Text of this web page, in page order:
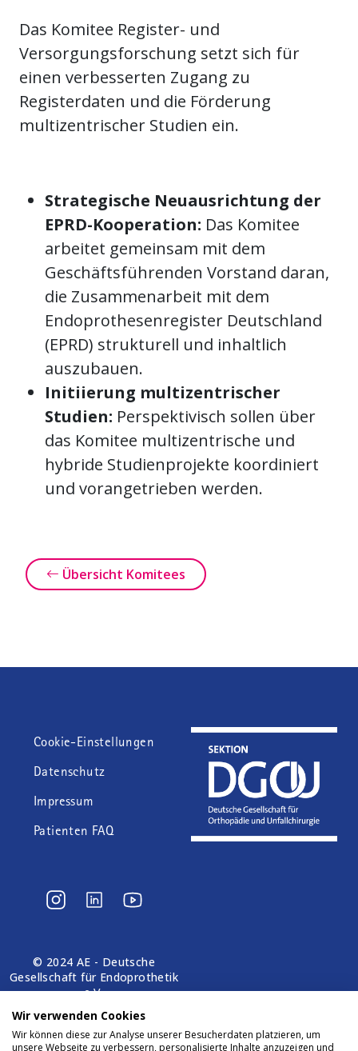
Das Komitee Register- und
Versorgungsforschung setzt sich für
einen verbesserten Zugang zu
Registerdaten und die Förderung
multizentrischer Studien ein.
Strategische Neuausrichtung der
EPRD-Kooperation: Das Komitee
arbeitet gemeinsam mit dem
Geschäftsführenden Vorstand daran,
die Zusammenarbeit mit dem
Endoprothesenregister Deutschland
(EPRD) strukturell und inhaltlich
auszubauen.
Initiierung multizentrischer
Studien: Perspektivisch sollen über
das Komitee multizentrische und
hybride Studienprojekte koordiniert
und vorangetrieben werden.
Übersicht Komitees
Fußzeile
Cookie-Einstellungen
Datenschutz
Impressum
Patienten FAQ
© 2024 AE - Deutsche
Gesellschaft für Endoprothetik
e.V.
Wir verwenden Cookies
Wir können diese zur Analyse unserer Besucherdaten platzieren, um
unsere Webseite zu verbessern, personalisierte Inhalte anzuzeigen und